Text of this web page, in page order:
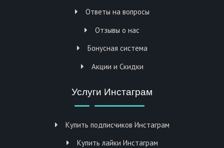
Ответы на вопросы
Отзывы о нас
Бонусная система
Акции и Скидки
Услуги Инстаграм
Купить подписчиков Инстаграм
Купить лайки Инстаграм